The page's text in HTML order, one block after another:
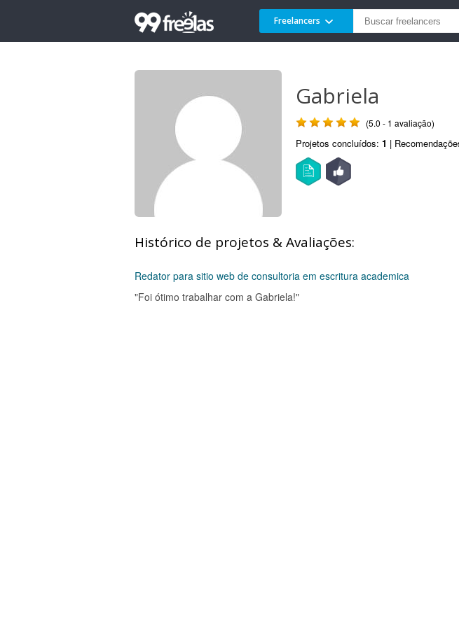
Freelancers
Gabriela
(5.0 - 1 avaliação)
Projetos concluídos: 1 |
Histórico de projetos & Avaliações:
Redator para sitio web de consultoria em escritura academica
"Foi ótimo trabalhar com a Gabriela!"